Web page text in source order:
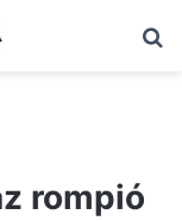
rompió